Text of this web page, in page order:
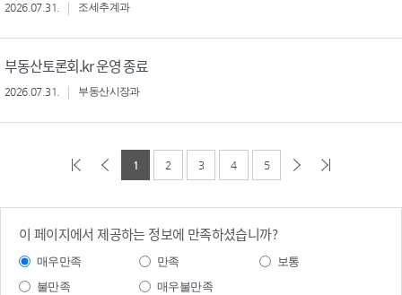
2026.07.31. 조세추계과
부동산토론회.kr 운영 종료
2026.07.31. 부동산시장과
1 2 3 4 5
이 페이지에서 제공하는 정보에 만족하셨습니까?
매우만족 만족
보통
불만족
매우불만족